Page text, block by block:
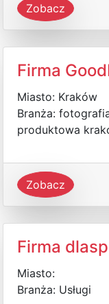
Zobacz
Firma
Miasto: Kraków
Branża:
produktowa
Zobacz
Firma
Miasto:
Branża: Usługi